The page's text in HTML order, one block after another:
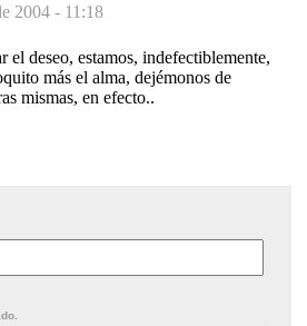
2004 - 11:18
el deseo, estamos, indefectiblemente,
más el alma, dejémonos de
mismas, en efecto..